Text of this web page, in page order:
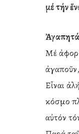
μέ τήν
Μέ
Εἶναι
κόσμο
αὐτόν